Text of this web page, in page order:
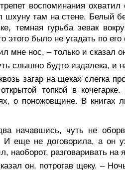
воспоминания
шхуну там на стене. Белый
темная гурьба зевак
этого было не угадать по
мне нос, – только и сказал
слышно будто издалека, и
загар на щеках слегка
топкой в
о поножовщине. В книгах
начавшись, чуть не
еще не договорила, а он
наоборот, разговаривать на
он, потрогав щеку. –